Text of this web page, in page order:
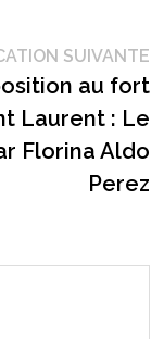
SUIVANTE
au fort
Laurent : Le
Florina Aldo
Perez